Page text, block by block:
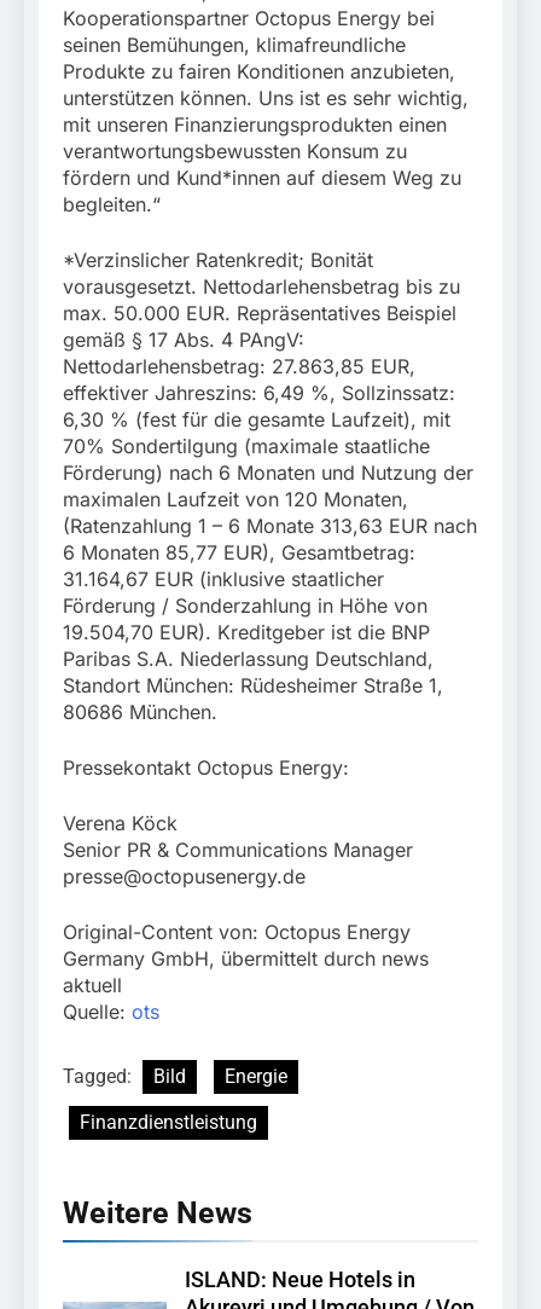
Kooperationspartner Octopus Energy bei
seinen Bemühungen, klimafreundliche
Produkte zu fairen Konditionen anzubieten,
unterstützen können. Uns ist es sehr wichtig,
mit unseren Finanzierungsprodukten einen
verantwortungsbewussten Konsum zu
fördern und Kund*innen auf diesem Weg zu
begleiten.“
*Verzinslicher Ratenkredit; Bonität
vorausgesetzt. Nettodarlehensbetrag bis zu
max. 50.000 EUR. Repräsentatives Beispiel
gemäß § 17 Abs. 4 PAngV:
Nettodarlehensbetrag: 27.863,85 EUR,
effektiver Jahreszins: 6,49 %, Sollzinssatz:
6,30 % (fest für die gesamte Laufzeit), mit
70% Sondertilgung (maximale staatliche
Förderung) nach 6 Monaten und Nutzung der
maximalen Laufzeit von 120 Monaten,
(Ratenzahlung 1 – 6 Monate 313,63 EUR nach
6 Monaten 85,77 EUR), Gesamtbetrag:
31.164,67 EUR (inklusive staatlicher
Förderung / Sonderzahlung in Höhe von
19.504,70 EUR). Kreditgeber ist die BNP
Paribas S.A. Niederlassung Deutschland,
Standort München: Rüdesheimer Straße 1,
80686 München.
Pressekontakt Octopus Energy:
Verena Köck
Senior PR & Communications Manager
presse@octopusenergy.de
Original-Content von: Octopus Energy
Germany GmbH, übermittelt durch news
aktuell
Quelle: ots
Tagged: Bild
Energie
Finanzdienstleistung
Weitere News
ISLAND: Neue Hotels in